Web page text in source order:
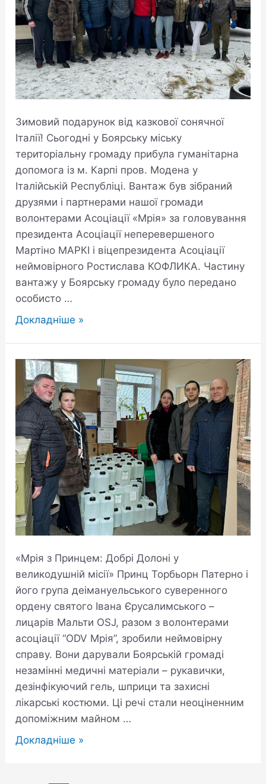
Зимовий подарунок від казкової сонячної
Італії! Сьогодні у Боярську міську
територіальну громаду прибула гуманітарна
допомога із м. Карпі пров. Модена у
Італійській Республіці. Вантаж був зібраний
друзями і партнерами нашої громади
волонтерами Асоціації «Мрія» за головування
президента Асоціації неперевершеного
Мартіно МАРКІ і віцепрезидента Асоціації
неймовірного Ростислава КОФЛИКА. Частину
вантажу у Боярську громаду було передано
особисто …
Докладніше »
«Мрія з Принцем: Добрі Долоні у
великодушній місії» Принц Торбьорн Патерно і
його група деімануельського суверенного
ордену святого Івана Єрусалимського –
лицарів Мальти OSJ, разом з волонтерами
асоціації “ODV Мрія”, зробили неймовірну
справу. Вони дарували Боярській громаді
незамінні медичні матеріали – рукавички,
дезінфікуючий гель, шприци та захисні
лікарські костюми. Ці речі стали неоціненним
допоміжним майном …
Докладніше »